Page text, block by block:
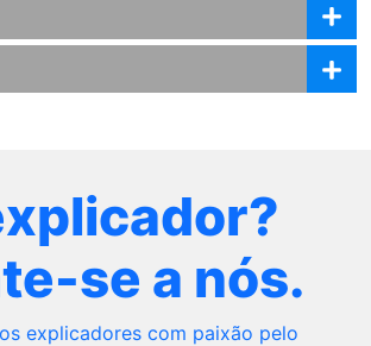
se a nós.
explicadores com paixão pelo